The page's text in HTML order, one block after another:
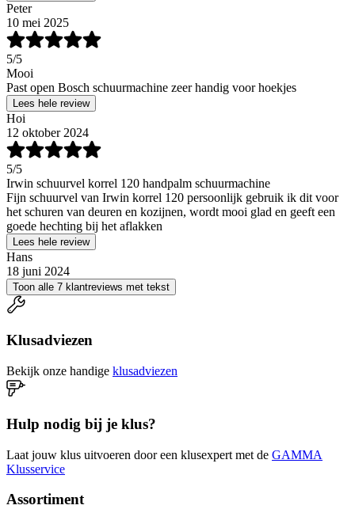
Peter
10 mei 2025
5/5
Mooi
Past open Bosch schuurmachine zeer handig voor hoekjes
Lees hele review
Hoi
12 oktober 2024
5/5
Irwin schuurvel korrel 120 handpalm schuurmachine
Fijn schuurvel van Irwin korrel 120 persoonlijk gebruik ik dit voor
het schuren van deuren en kozijnen, wordt mooi glad en geeft een
goede hechting bij het aflakken
Lees hele review
Hans
18 juni 2024
Toon alle 7 klantreviews met tekst
Klusadviezen
Bekijk onze handige klusadviezen
Hulp nodig bij je klus?
Laat jouw klus uitvoeren door een klusexpert met de GAMMA
Klusservice
Assortiment